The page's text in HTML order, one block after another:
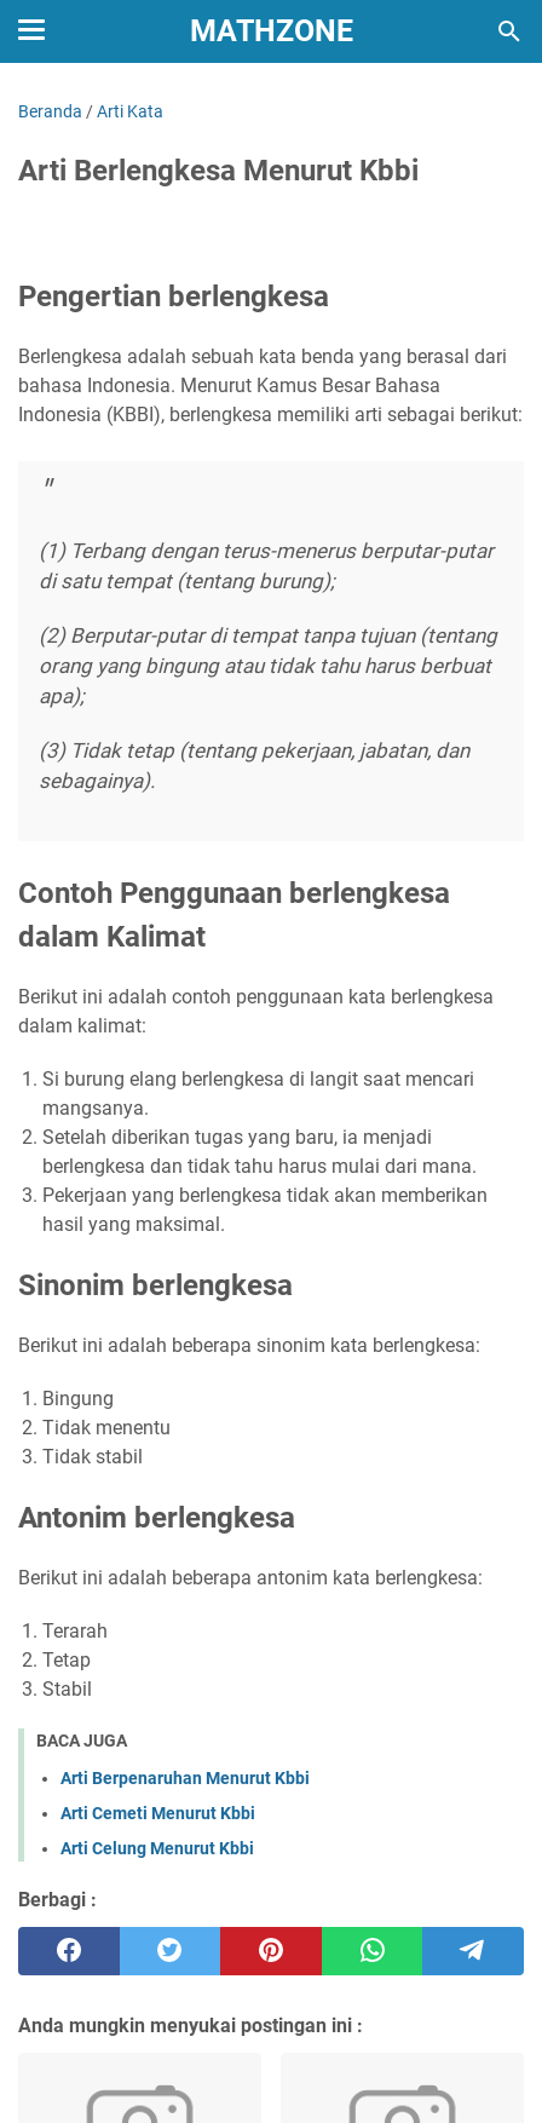
MATHZONE
Beranda /Arti Kata
Arti Berlengkesa Menurut Kbbi
Pengertian berlengkesa
Berlengkesa adalah sebuah kata benda yang berasal dari
bahasa Indonesia. Menurut Kamus Besar Bahasa
Indonesia (KBBI), berlengkesa memiliki arti sebagai berikut:
(1) Terbang dengan terus-menerus berputar-putar
di satu tempat (tentang burung);
(2) Berputar-putar di tempat tanpa tujuan (tentang
orang yang bingung atau tidak tahu harus berbuat
apa);
(3) Tidak tetap (tentang pekerjaan, jabatan, dan
sebagainya).
Contoh Penggunaan berlengkesa
dalam Kalimat
Berikut ini adalah contoh penggunaan kata berlengkesa
dalam kalimat:
Si burung elang berlengkesa di langit saat mencari
mangsanya.
Setelah diberikan tugas yang baru, ia menjadi
berlengkesa dan tidak tahu harus mulai dari mana.
Pekerjaan yang berlengkesa tidak akan memberikan
hasil yang maksimal.
Sinonim berlengkesa
Berikut ini adalah beberapa sinonim kata berlengkesa:
Bingung
Tidak menentu
Tidak stabil
Antonim berlengkesa
Berikut ini adalah beberapa antonim kata berlengkesa:
Terarah
Tetap
Stabil
BACA JUGA
Arti Berpenaruhan Menurut Kbbi
Arti Cemeti Menurut Kbbi
Arti Celung Menurut Kbbi
Berbagi :
Anda mungkin menyukai postingan ini :